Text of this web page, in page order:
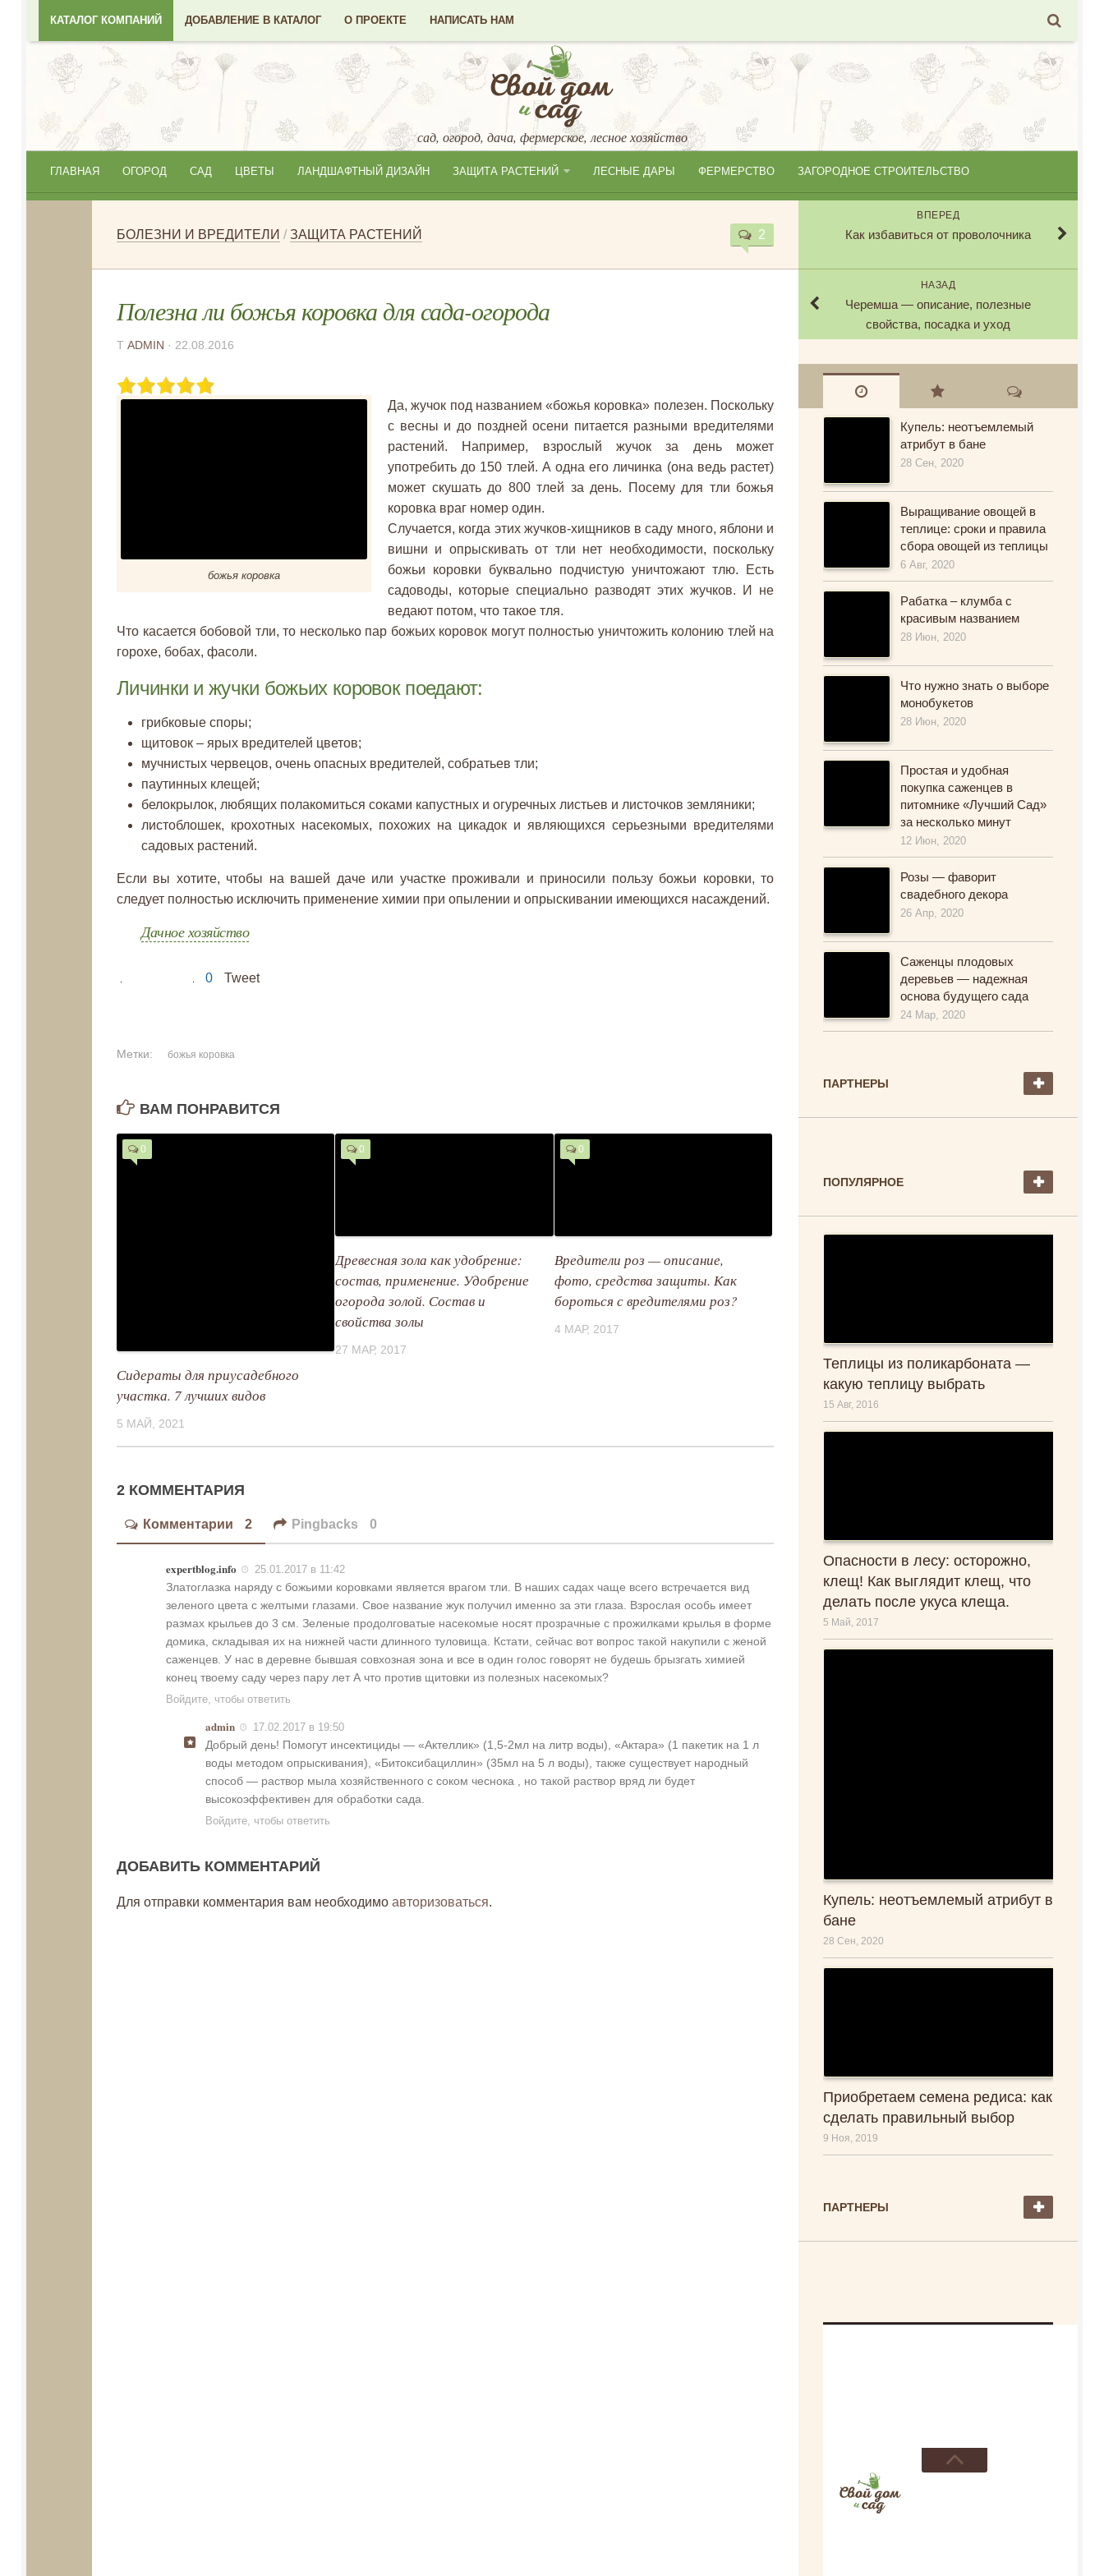
КАТАЛОГ КОМПАНИЙ ДОБАВЛЕНИЕ В КАТАЛОГ О ПРОЕКТЕ НАПИСАТЬ НАМ
сад, огород, дача, фермерское, лесное хозяйство
ГЛАВНАЯ ОГОРОД САД ЦВЕТЫ ЛАНДШАФТНЫЙ ДИЗАЙН ЗАЩИТА РАСТЕНИЙ ЛЕСНЫЕ ДАРЫ ФЕРМЕРСТВО ЗАГОРОДНОЕ СТРОИТЕЛЬСТВО
БОЛЕЗНИ И ВРЕДИТЕЛИ / ЗАЩИТА РАСТЕНИЙ 2
Полезна ли божья коровка для сада-огорода
Т ADMIN · 22.08.2016
божья коровка
Да, жучок под названием «божья коровка» полезен. Поскольку
с весны и до поздней осени питается разными вредителями
растений. Например, взрослый жучок за день может
употребить до 150 тлей. А одна его личинка (она ведь растет)
может скушать до 800 тлей за день. Посему для тли божья
коровка враг номер один.
Случается, когда этих жучков-хищников в саду много, яблони и
вишни и опрыскивать от тли нет необходимости, поскольку
божьи коровки буквально подчистую уничтожают тлю. Есть
садоводы, которые специально разводят этих жучков. И не
ведают потом, что такое тля.
Что касается бобовой тли, то несколько пар божьих коровок могут полностью уничтожить колонию тлей на
горохе, бобах, фасоли.
Личинки и жучки божьих коровок поедают:
грибковые споры;
щитовок – ярых вредителей цветов;
мучнистых червецов, очень опасных вредителей, собратьев тли;
паутинных клещей;
белокрылок, любящих полакомиться соками капустных и огуречных листьев и листочков земляники;
листоблошек, крохотных насекомых, похожих на цикадок и являющихся серьезными вредителями
садовых растений.
Если вы хотите, чтобы на вашей даче или участке проживали и приносили пользу божьи коровки, то
следует полностью исключить применение химии при опылении и опрыскивании имеющихся насаждений.
Дачное хозяйство
0 Tweet
Метки: божья коровка
ВАМ ПОНРАВИТСЯ
0
Сидераты для приусадебного
участка. 7 лучших видов
5 МАЙ, 2021
0
Древесная зола как удобрение:
состав, применение. Удобрение
огорода золой. Состав и
свойства золы
27 МАР, 2017
0
Вредители роз — описание,
фото, средства защиты. Как
бороться с вредителями роз?
4 МАР, 2017
2 КОММЕНТАРИЯ
Комментарии 2 Pingbacks 0
expertblog.info 25.01.2017 в 11:42
Златоглазка наряду с божьими коровками является врагом тли. В наших садах чаще всего встречается вид
зеленого цвета с желтыми глазами. Свое название жук получил именно за эти глаза. Взрослая особь имеет
размах крыльев до 3 см. Зеленые продолговатые насекомые носят прозрачные с прожилками крылья в форме
домика, складывая их на нижней части длинного туловища. Кстати, сейчас вот вопрос такой накупили с женой
саженцев. У нас в деревне бывшая совхозная зона и все в один голос говорят не будешь брызгать химией
конец твоему саду через пару лет А что против щитовки из полезных насекомых?
Войдите, чтобы ответить
admin 17.02.2017 в 19:50
Добрый день! Помогут инсектициды — «Актеллик» (1,5-2мл на литр воды), «Актара» (1 пакетик на 1 л
воды методом опрыскивания), «Битоксибациллин» (35мл на 5 л воды), также существует народный
способ — раствор мыла хозяйственного с соком чеснока , но такой раствор вряд ли будет
высокоэффективен для обработки сада.
Войдите, чтобы ответить
ДОБАВИТЬ КОММЕНТАРИЙ
Для отправки комментария вам необходимо авторизоваться.
ВПЕРЕД
Как избавиться от проволочника
НАЗАД
Черемша — описание, полезные
свойства, посадка и уход
Купель: неотъемлемый
атрибут в бане
28 Сен, 2020
Выращивание овощей в
теплице: сроки и правила
сбора овощей из теплицы
6 Авг, 2020
Рабатка – клумба с
красивым названием
28 Июн, 2020
Что нужно знать о выборе
монобукетов
28 Июн, 2020
Простая и удобная
покупка саженцев в
питомнике «Лучший Сад»
за несколько минут
12 Июн, 2020
Розы — фаворит
свадебного декора
26 Апр, 2020
Саженцы плодовых
деревьев — надежная
основа будущего сада
24 Мар, 2020
ПАРТНЕРЫ
ПОПУЛЯРНОЕ
Теплицы из поликарбоната —
какую теплицу выбрать
15 Авг, 2016
Опасности в лесу: осторожно,
клещ! Как выглядит клещ, что
делать после укуса клеща.
5 Май, 2017
Купель: неотъемлемый атрибут в
бане
28 Сен, 2020
Приобретаем семена редиса: как
сделать правильный выбор
9 Ноя, 2019
ПАРТНЕРЫ